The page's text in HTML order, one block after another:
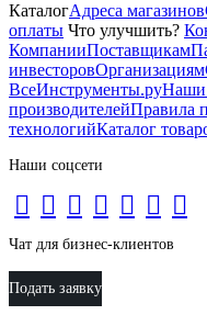
КаталогАдреса магазинов
оплаты Что улучшить?
КомпанииПоставщикам
инвесторовОрганизациям
ВсеИнструменты.руНаши
производителейПравила
технологийКаталог
Наши соцсети
Чат для бизнес-клиентов
Подать заявку